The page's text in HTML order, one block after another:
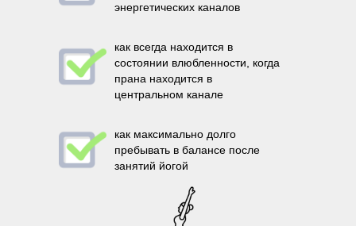
энергетических каналов
как всегда находится в
состоянии влюбленности, когда
прана находится в
центральном канале
как максимально долго
пребывать в балансе после
занятий йогой